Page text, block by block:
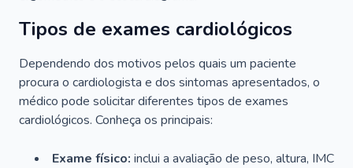
Tipos de exames cardiológicos
Dependendo dos motivos pelos quais um paciente
procura o cardiologista e dos sintomas apresentados, o
médico pode solicitar diferentes tipos de exames
cardiológicos. Conheça os principais:
Exame físico: inclui a avaliação de peso, altura, IMC